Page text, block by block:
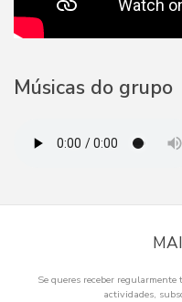
Músicas do grupo
Se queres receber regularmente
actividades,